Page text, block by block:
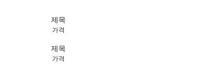
제목
가격
제목
가격